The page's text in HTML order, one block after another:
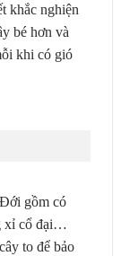
khắc nghiện
bé hơn và
khi có gió
gồm có
xỉ cổ đại…
to để bảo